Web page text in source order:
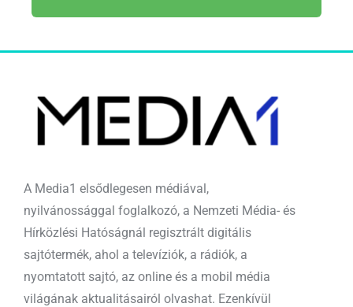
A Media1 elsődlegesen médiával,
nyilvánossággal foglalkozó, a Nemzeti Média- és
Hírközlési Hatóságnál regisztrált digitális
sajtótermék, ahol a televíziók, a rádiók, a
nyomtatott sajtó, az online és a mobil média
világának aktualitásairól olvashat. Ezenkívül